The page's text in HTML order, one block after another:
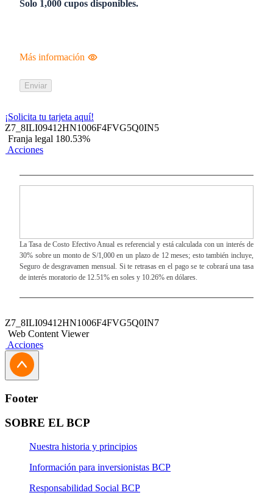
Solo 1,000 cupos disponibles.
Más información
Enviar
¡Solicita tu tarjeta aquí!
Z7_8ILI09412HN1006F4FVG5Q0IN5
Franja legal 180.53%
Acciones
La Tasa de Costo Efectivo Anual es referencial y está calculada con un interés de
30% sobre un monto de S/1,000 en un plazo de 12 meses; esto también incluye,
Seguro de desgravamen mensual. Si te retrasas en el pago se te cobrará una tasa
de interés moratorio de 12.51% en soles y 10.26% en dólares.
Z7_8ILI09412HN1006F4FVG5Q0IN7
Web Content Viewer
Acciones
Footer
SOBRE EL BCP
Nuestra historia y principios
Información para inversionistas BCP
Responsabilidad Social BCP